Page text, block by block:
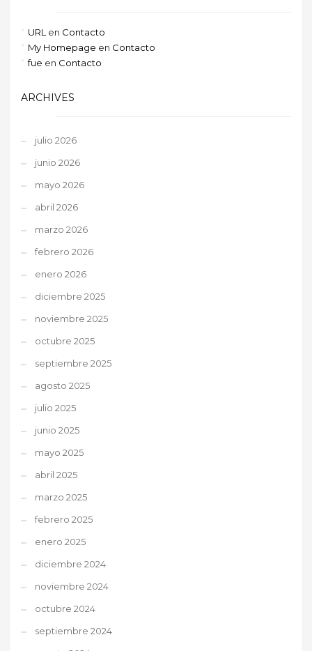
URL en Contacto
My Homepage en Contacto
fue en Contacto
ARCHIVES
julio 2026
junio 2026
mayo 2026
abril 2026
marzo 2026
febrero 2026
enero 2026
diciembre 2025
noviembre 2025
octubre 2025
septiembre 2025
agosto 2025
julio 2025
junio 2025
mayo 2025
abril 2025
marzo 2025
febrero 2025
enero 2025
diciembre 2024
noviembre 2024
octubre 2024
septiembre 2024